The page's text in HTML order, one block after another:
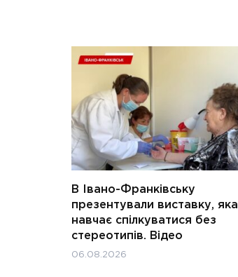
В Івано-Франківську
презентували виставку, яка
навчає спілкуватися без
стереотипів. Відео
06.08.2026